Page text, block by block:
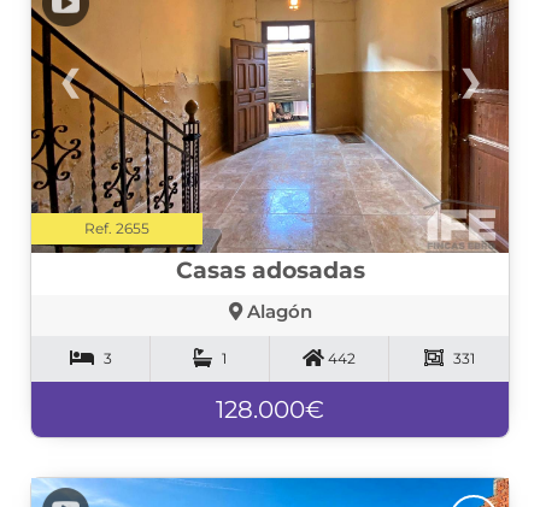
❮ ❯
Ref. 2655
Casas adosadas
Alagón
3 1 442 331
128.000€